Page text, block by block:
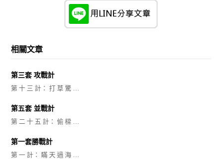
相關文章
第三套 攻戰計
第 十 三 計： 打 草 驚 …
第五套 並戰計
第 二 十 五 計： 偷 樑 …
第一套勝戰計
第 一 計： 瞞 天 過 海 …